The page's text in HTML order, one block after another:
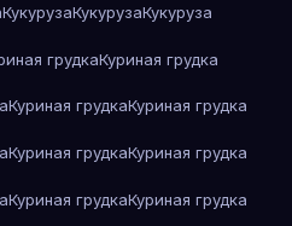
КукурузаКукурузаКукуруза
грудкаКуриная грудка
Куриная грудкаКуриная грудка
Куриная грудкаКуриная грудка
Куриная грудкаКуриная грудка